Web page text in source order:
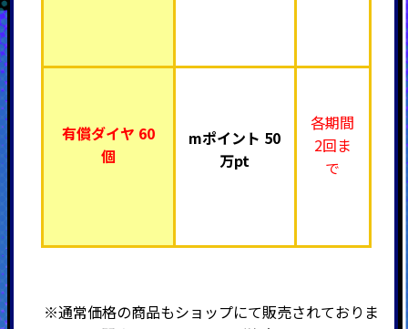
有償ダイヤ 60
個
mポイント 50
万pt
各期間
2回ま
で
※通常価格の商品もショップにて販売されておりま